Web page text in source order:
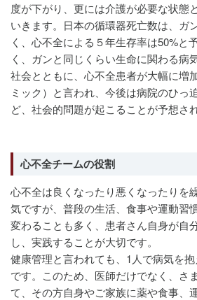
度が下がり、更には介護が必要な状態
いきます。日本の循環器死亡数は、ガ
く、心不全による５年生存率は50%と
く、ガンと同じくらい生命に関わる病
社会とともに、心不全患者が大幅に増
ミック）と言われ、今後は病院のひっ
ど、社会的問題が起こることが予想され
心不全チームの役割
心不全は良くなったり悪くなったりを
気ですが、普段の生活、食事や運動習
変わることも多く、患者さん自身が自
し、実践することが大切です。
健康管理と言われても、1人で病気を
です。このため、医師だけでなく、さ
て、その方自身やご家族に薬や食事、